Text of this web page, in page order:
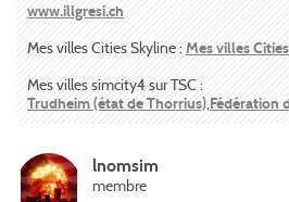
www.illgresi.ch
Mes villes Cities Skyline :Mes villes
Mes villes simcity4 sur TSC :
Trudheim (état de Thorrius),Fédération
lnomsim
membre